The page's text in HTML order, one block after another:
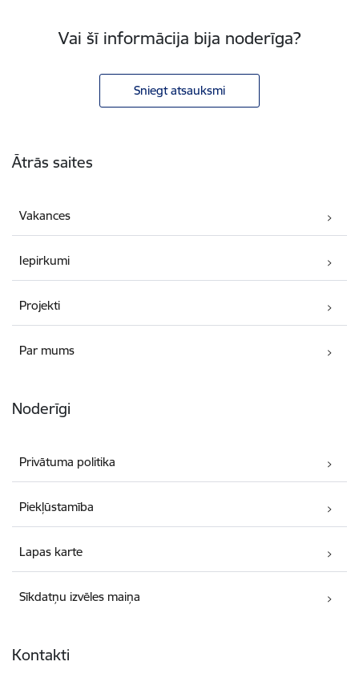
Vai šī informācija bija noderīga?
Sniegt atsauksmi
Ātrās saites
Vakances
Iepirkumi
Projekti
Par mums
Noderīgi
Privātuma politika
Piekļūstamība
Lapas karte
Sīkdatņu izvēles maiņa
Kontakti